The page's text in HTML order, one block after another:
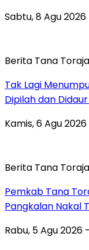
Sabtu, 8 Agu 2026
Berita Tana Toraja
Tak Lagi
Dipilah dan
Kamis, 6 Agu
Berita Tana Toraja
Pemkab Tana
Pangkalan Nakal
Rabu, 5 Agu 2026